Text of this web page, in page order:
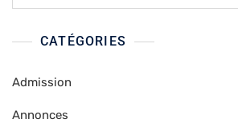
CATÉGORIES
Admission
Annonces